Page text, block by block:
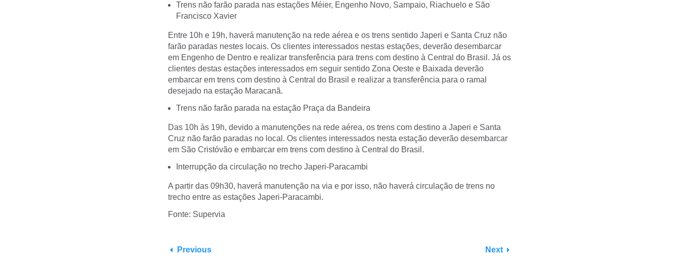
Trens não farão parada nas estações Méier, Engenho Novo, Sampaio, Riachuelo e São
Francisco Xavier
Entre 10h e 19h, haverá manutenção na rede aérea e os trens sentido Japeri e Santa Cruz não
farão paradas nestes locais. Os clientes interessados nestas estações, deverão desembarcar
em Engenho de Dentro e realizar transferência para trens com destino à Central do Brasil. Já os
clientes destas estações interessados em seguir sentido Zona Oeste e Baixada deverão
embarcar em trens com destino à Central do Brasil e realizar a transferência para o ramal
desejado na estação Maracanã.
Trens não farão parada na estação Praça da Bandeira
Das 10h às 19h, devido a manutenções na rede aérea, os trens com destino a Japeri e Santa
Cruz não farão paradas no local. Os clientes interessados nesta estação deverão desembarcar
em São Cristóvão e embarcar em trens com destino à Central do Brasil.
Interrupção da circulação no trecho Japeri-Paracambi
A partir das 09h30, haverá manutenção na via e por isso, não haverá circulação de trens no
trecho entre as estações Japeri-Paracambi.
Fonte: Supervia
Previous Next